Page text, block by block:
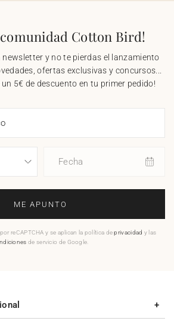
comunidad Cotton Bird!
y no te pierdas el lanzamiento
ofertas exclusivas y concursos...
un 5€ de descuento en tu primer pedido!
Fecha
ME APUNTO
reCAPTCHA y se aplican la política deprivacidad y las
de servicio de Google.